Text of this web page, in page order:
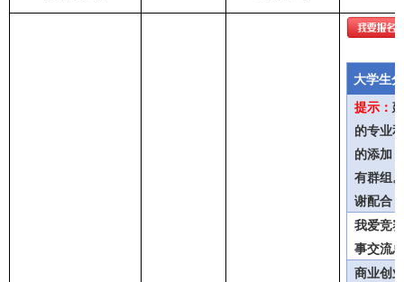
大学生
提示：
的专业
的添加
有群组
谢配合
我爱竞
事交流
商业创